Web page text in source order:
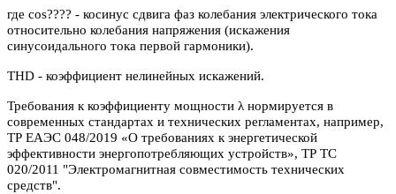
где cos???? - косинус сдвига фаз колебания электрического тока
относительно колебания напряжения (искажения
синусоидального тока первой гармоники).
THD - коэффициент нелинейных искажений.
Требования к коэффициенту мощности λ нормируется в
современных стандартах и технических регламентах, например,
ТР ЕАЭС 048/2019 «О требованиях к энергетической
эффективности энергопотребляющих устройств», ТР ТС
020/2011 "Электромагнитная совместимость технических
средств".